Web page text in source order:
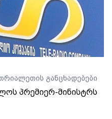
განცხადებები
პრემიერ-მინისტრს